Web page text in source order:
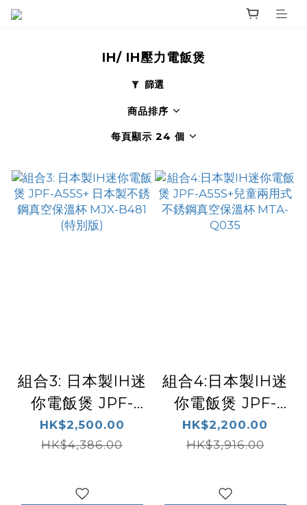
IH/ IH壓力電飯煲
篩選
商品排序
每頁顯示 24 個
組合3: 日本製IH迷
你電飯煲 JPF-
A55S+ 日本製不
銹鋼真空保溫杯
版)
HK$2,500.00
HK$4,386.00
組合4:日本製IH迷
你電飯煲 JPF-
A55S+兒童兩用式
不銹鋼真空保溫杯
HK$2,200.00
HK$3,916.00